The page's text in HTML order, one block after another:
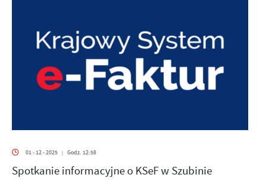
01 - 12 - 2025 | Godz. 12:58
Spotkanie informacyjne o KSeF w Szubinie